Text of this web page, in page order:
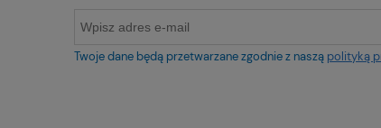
Twoje dane będą przetwarzane zgodnie z naszą polityką